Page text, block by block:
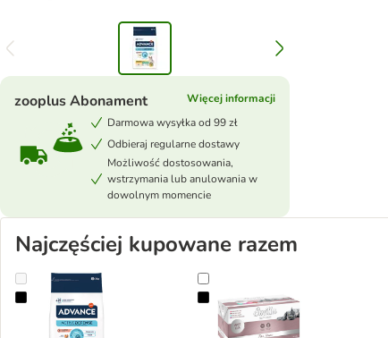
zooplus Abonament
Więcej informacji
Darmowa wysyłka od 99 zł
Odbieraj regularne dostawy
Możliwość dostosowania,
wstrzymania lub anulowania w
dowolnym momencie
Najczęściej kupowane razem
Advance Cat Sterilized Sensitive Smilla Fine Menu, 8 x 100 g